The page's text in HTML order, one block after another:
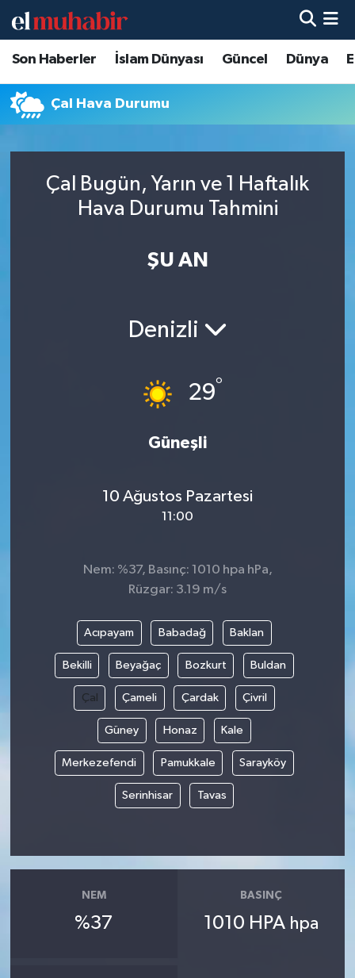
Son Haberler İslam Dünyası Güncel Dünya
Çal Hava Durumu
Çal Bugün, Yarın ve 1 Haftalık
Hava Durumu Tahmini
ŞU AN
Denizli
29°
Güneşli
10 Ağustos Pazartesi
11:00
Nem: %37, Basınç: 1010 hpa hPa,
Rüzgar: 3.19 m/s
Acıpayam Babadağ Baklan
Bekilli Beyağaç Bozkurt Buldan
Çal Çameli Çardak Çivril
Güney Honaz Kale
Merkezefendi Pamukkale Sarayköy
Serinhisar Tavas
NEM
%37
BASINÇ
1010 HPA hpa
Hava Durumu
Trafik Durumu
Tüm Manşetler